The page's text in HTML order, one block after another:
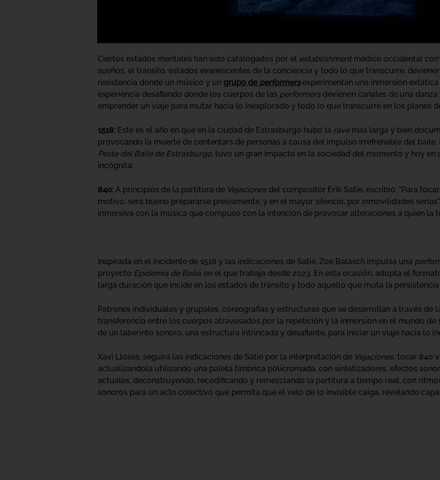
Ciertos estados mentales han sido catalogados por el establishmentmédico occidental
sueños, el tránsito, estados evanescentes de la conciencia y todo lo que transcurre,
resistencia donde un músico y un grupo de performersexperimentan una inmersión extàtica
experiencia desafiando donde los cuerpos de las performersdevienen canales de una
emprender un viaje para mutar hacia lo inexplorado y todo lo que transcurre en los planes
1518: Este es el año en que en la ciudad de Estrasburgo hubo la ravemás larga y bien
provocando la muerte de cententars de personas a causa del impulso irrefrenable del
Peste del Baile de Estrasburgo, tuvo un gran impacto en la sociedad del momento y hoy en
incógnita.
840: A principios de la partitura de Vejacionesdel compositor Erik Satie, escribió: "Para
motivo, será bueno prepararse previamente, y en el mayor silencio, por inmovilidades
inmersiva con la música que compuso con la intención de provocar alteraciones a quien la
Inspirada en el incidente de 1518 y las indicaciones de Satie, Zoe Balasch impulsa una
proyecto Epidemia de Baile, en el que trabaja desde 2023. En esta ocasión, adopta el
larga duración que incide en los estados de tránsito y todo aquello que muta la persistencia
Patrones individuales y grupales, coreografías y estructuras que se desarrollan a través de
transferencia entre los cuerpos atravesados por la repetición y la inmersión en el mundo de
de un laberinto sonoro, una estructura intrincada y desafiante, para iniciar un viaje hacia lo
Xavi Lloses, seguirá las indicaciones de Satie por la interpretación de Vejaciones:tocar 840
actualizándola utilizando una paleta tímbrica policromada, con sintetizadores, efectos
actuales, deconstruyendo, recodificando y remezclando la partitura a tiempo real, con
sonoros para un acto colectivo que permita que el velo de lo invisible caiga, revelando